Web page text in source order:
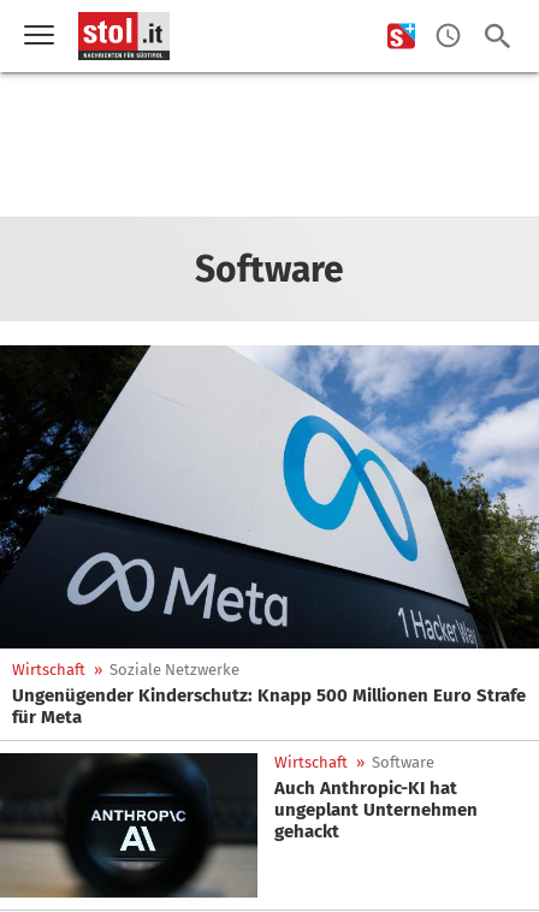
Software
Wirtschaft » Soziale Netzwerke
Ungenügender Kinderschutz: Knapp 500 Millionen Euro Strafe
für Meta
Wirtschaft » Software
Auch Anthropic-KI hat
ungeplant Unternehmen
gehackt